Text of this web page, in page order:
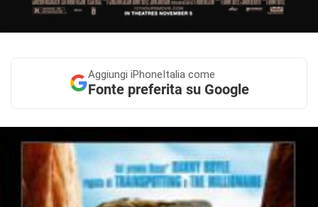
Aggiungi iPhoneItalia come
Fonte preferita su Google